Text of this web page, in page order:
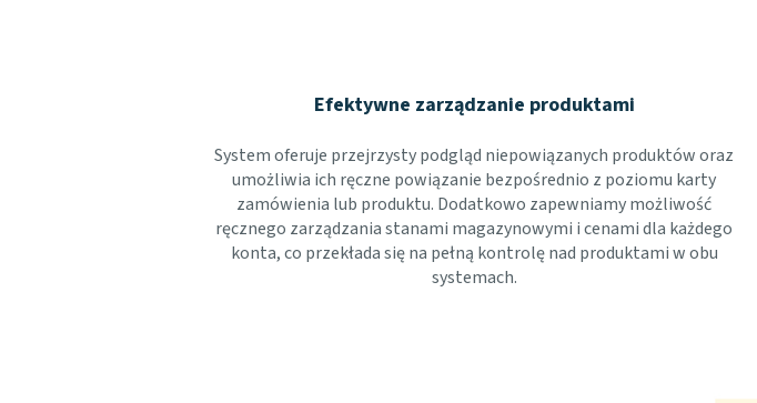
Efektywne zarządzanie produktami
System oferuje przejrzysty podgląd niepowiązanych produktów oraz
umożliwia ich ręczne powiązanie bezpośrednio z poziomu karty
zamówienia lub produktu. Dodatkowo zapewniamy możliwość
ręcznego zarządzania stanami magazynowymi i cenami dla każdego
konta, co przekłada się na pełną kontrolę nad produktami w obu
systemach.